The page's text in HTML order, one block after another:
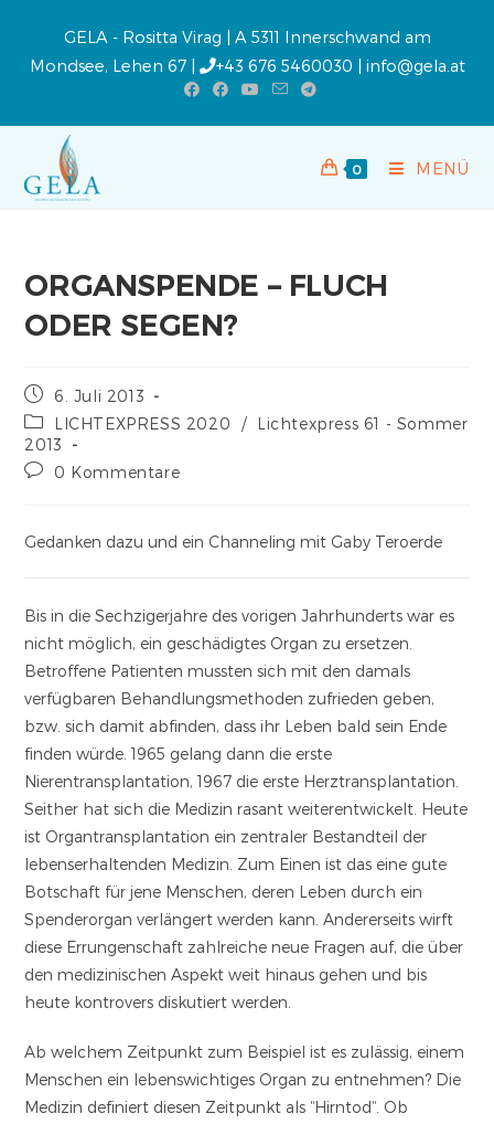
GELA - Rositta Virag | A 5311 Innerschwand am
Mondsee, Lehen 67 |
+43 676 5460030 | info@gela.at
0 MENÜ
ORGANSPENDE – FLUCH
ODER SEGEN?
6. Juli 2013
LICHTEXPRESS 2020
/
Lichtexpress 61 - Sommer
2013
0 Kommentare
Gedanken dazu und ein Channeling mit Gaby Teroerde
Bis in die Sechzigerjahre des vorigen Jahrhunderts war es
nicht möglich, ein geschädigtes Organ zu ersetzen.
Betroffene Patienten mussten sich mit den damals
verfügbaren Behandlungsmethoden zufrieden geben,
bzw. sich damit abfinden, dass ihr Leben bald sein Ende
finden würde. 1965 gelang dann die erste
Nierentransplantation, 1967 die erste Herztransplantation.
Seither hat sich die Medizin rasant weiterentwickelt. Heute
ist Organtransplantation ein zentraler Bestandteil der
lebenserhaltenden Medizin. Zum Einen ist das eine gute
Botschaft für jene Menschen, deren Leben durch ein
Spenderorgan verlängert werden kann. Andererseits wirft
diese Errungenschaft zahlreiche neue Fragen auf, die über
den medizinischen Aspekt weit hinaus gehen und bis
heute kontrovers diskutiert werden.
Ab welchem Zeitpunkt zum Beispiel ist es zulässig, einem
Menschen ein lebenswichtiges Organ zu entnehmen? Die
Medizin definiert diesen Zeitpunkt als “Hirntod“. Ob